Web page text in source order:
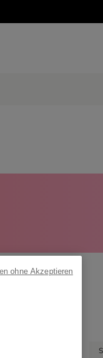
ohne Akzeptieren